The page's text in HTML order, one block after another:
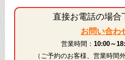
直接お電話の場合
お問い合わ
営業時間： 10:00～
（ご予約のお客様、営業時間